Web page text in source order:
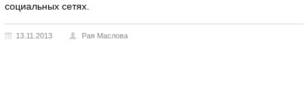
социальных сетях.
13.11.2013 Рая Маслова